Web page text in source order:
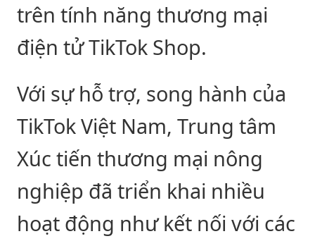
trên tính năng thương mại
điện tử TikTok Shop.
Với sự hỗ trợ, song hành của
TikTok Việt Nam, Trung tâm
Xúc tiến thương mại nông
nghiệp đã triển khai nhiều
hoạt động như kết nối với các